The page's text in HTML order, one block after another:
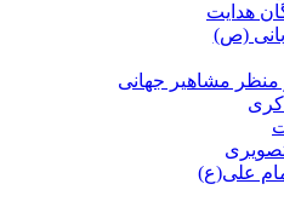
هدایت
(ص)
مشاهیر جهانی
علی(ع)